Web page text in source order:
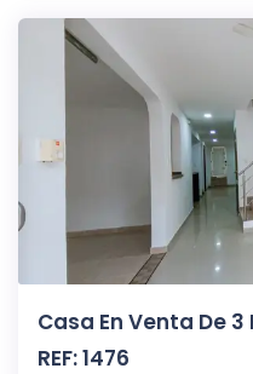
Casa En Venta De
REF: 1476